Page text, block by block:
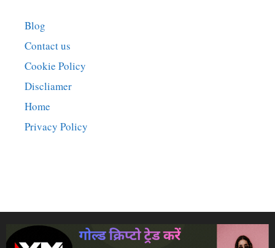
Blog
Contact us
Cookie Policy
Discliamer
Home
Privacy Policy